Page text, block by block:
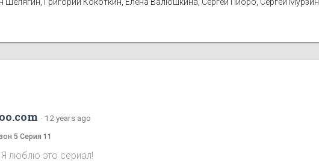
· 12 years ago
5 Серия 11
люблю это сериал!